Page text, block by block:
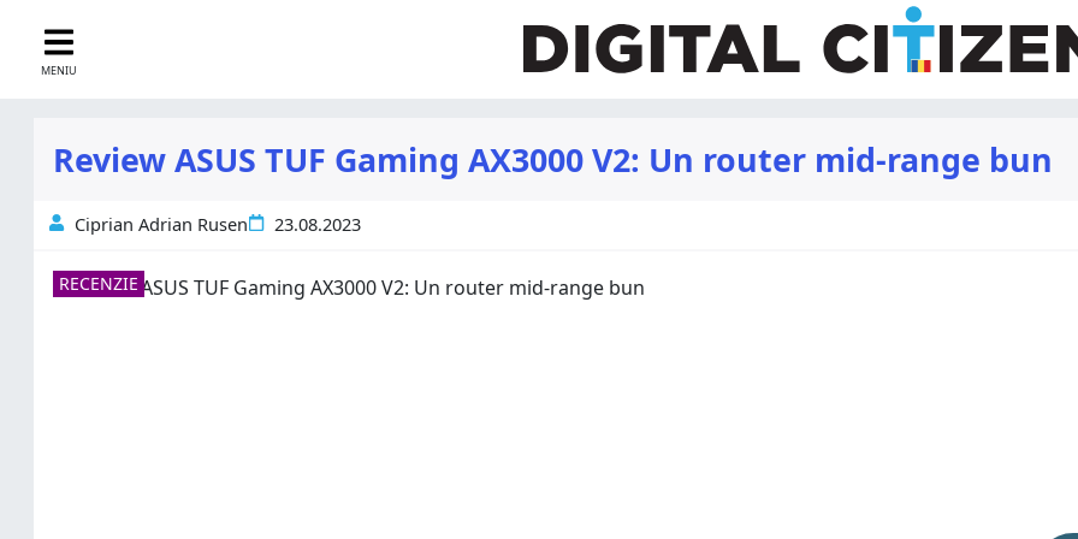
MENIU
Review ASUS TUF Gaming AX3000 V2: Un router mid-range bun
Ciprian Adrian Rusen 23.08.2023
RECENZIE